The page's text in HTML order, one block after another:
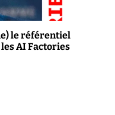
le référentiel
AI Factories